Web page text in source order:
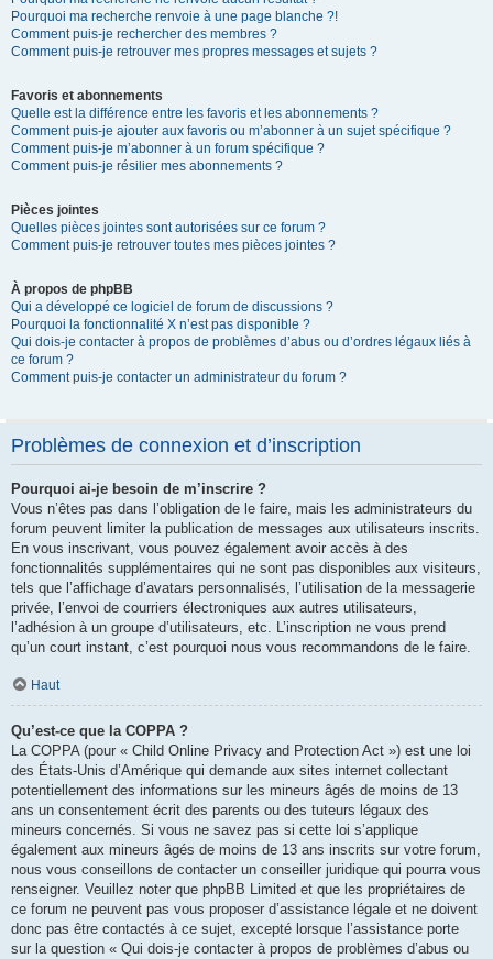
Pourquoi ma recherche renvoie à une page blanche ?!
Comment puis-je rechercher des membres ?
Comment puis-je retrouver mes propres messages et sujets ?
Favoris et abonnements
Quelle est la différence entre les favoris et les abonnements ?
Comment puis-je ajouter aux favoris ou m’abonner à un sujet spécifique ?
Comment puis-je m’abonner à un forum spécifique ?
Comment puis-je résilier mes abonnements ?
Pièces jointes
Quelles pièces jointes sont autorisées sur ce forum ?
Comment puis-je retrouver toutes mes pièces jointes ?
À propos de phpBB
Qui a développé ce logiciel de forum de discussions ?
Pourquoi la fonctionnalité X n’est pas disponible ?
Qui dois-je contacter à propos de problèmes d’abus ou d’ordres légaux liés à
ce forum ?
Comment puis-je contacter un administrateur du forum ?
Problèmes de connexion et d’inscription
Pourquoi ai-je besoin de m’inscrire ?
Vous n’êtes pas dans l’obligation de le faire, mais les administrateurs du
forum peuvent limiter la publication de messages aux utilisateurs inscrits.
En vous inscrivant, vous pouvez également avoir accès à des
fonctionnalités supplémentaires qui ne sont pas disponibles aux visiteurs,
tels que l’affichage d’avatars personnalisés, l’utilisation de la messagerie
privée, l’envoi de courriers électroniques aux autres utilisateurs,
l’adhésion à un groupe d’utilisateurs, etc. L’inscription ne vous prend
qu’un court instant, c’est pourquoi nous vous recommandons de le faire.
Haut
Qu’est-ce que la COPPA ?
La COPPA (pour « Child Online Privacy and Protection Act ») est une loi
des États-Unis d’Amérique qui demande aux sites internet collectant
potentiellement des informations sur les mineurs âgés de moins de 13
ans un consentement écrit des parents ou des tuteurs légaux des
mineurs concernés. Si vous ne savez pas si cette loi s’applique
également aux mineurs âgés de moins de 13 ans inscrits sur votre forum,
nous vous conseillons de contacter un conseiller juridique qui pourra vous
renseigner. Veuillez noter que phpBB Limited et que les propriétaires de
ce forum ne peuvent pas vous proposer d’assistance légale et ne doivent
donc pas être contactés à ce sujet, excepté lorsque l’assistance porte
sur la question « Qui dois-je contacter à propos de problèmes d’abus ou